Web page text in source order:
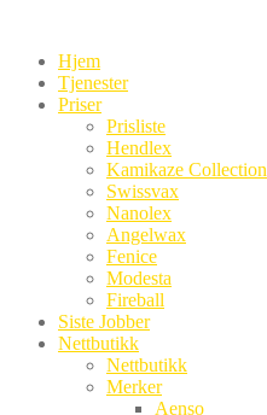
Hjem
Tjenester
Priser
Prisliste
Hendlex
Kamikaze Collection
Swissvax
Nanolex
Angelwax
Fenice
Modesta
Fireball
Siste Jobber
Nettbutikk
Nettbutikk
Merker
Aenso